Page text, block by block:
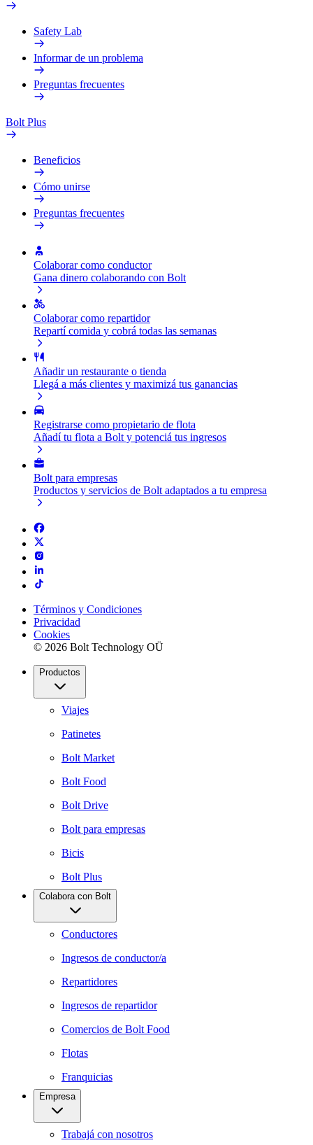
Safety Lab
Informar de un problema
Preguntas frecuentes
Bolt Plus
Beneficios
Cómo unirse
Preguntas frecuentes
Colaborar como conductor
Gana dinero colaborando con Bolt
Colaborar como repartidor
Repartí comida y cobrá todas las semanas
Añadir un restaurante o tienda
Llegá a más clientes y maximizá tus ganancias
Registrarse como propietario de flota
Añadí tu flota a Bolt y potenciá tus ingresos
Bolt para empresas
Productos y servicios de Bolt adaptados a tu empresa
Términos y Condiciones
Privacidad
Cookies
© 2026 Bolt Technology OÜ
Productos
Viajes
Patinetes
Bolt Market
Bolt Food
Bolt Drive
Bolt para empresas
Bicis
Bolt Plus
Colabora con Bolt
Conductores
Ingresos de conductor/a
Repartidores
Ingresos de repartidor
Comercios de Bolt Food
Flotas
Franquicias
Empresa
Trabajá con nosotros